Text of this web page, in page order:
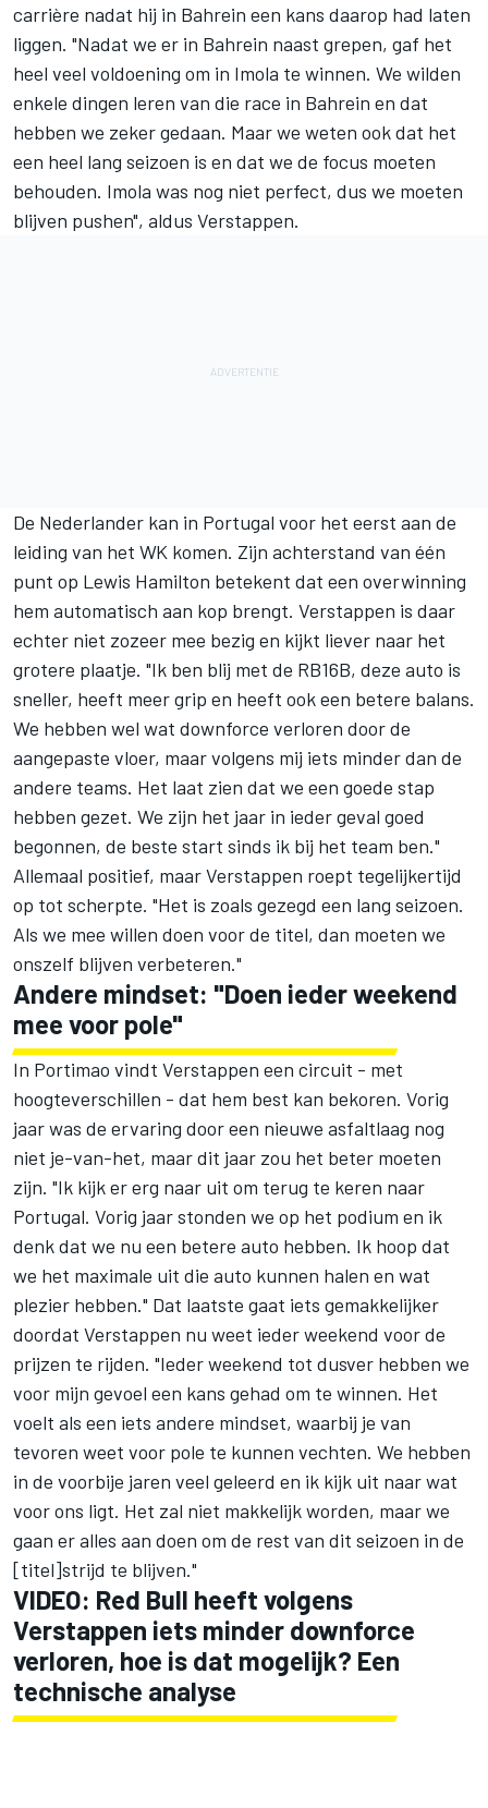
carrière nadat hij in Bahrein een kans daarop had laten
liggen. "Nadat we er in Bahrein naast grepen, gaf het
heel veel voldoening om in Imola te winnen. We wilden
enkele dingen leren van die race in Bahrein en dat
hebben we zeker gedaan. Maar we weten ook dat het
een heel lang seizoen is en dat we de focus moeten
behouden. Imola was nog niet perfect, dus we moeten
blijven pushen", aldus Verstappen.
De Nederlander kan in Portugal voor het eerst aan de
leiding van het WK komen. Zijn achterstand van één
punt op Lewis Hamilton betekent dat een overwinning
hem automatisch aan kop brengt. Verstappen is daar
echter niet zozeer mee bezig en kijkt liever naar het
grotere plaatje. "Ik ben blij met de RB16B, deze auto is
sneller, heeft meer grip en heeft ook een betere balans.
We hebben wel wat downforce verloren door de
aangepaste vloer, maar volgens mij iets minder dan de
andere teams. Het laat zien dat we een goede stap
hebben gezet. We zijn het jaar in ieder geval goed
begonnen, de beste start sinds ik bij het team ben."
Allemaal positief, maarVerstappen roept tegelijkertijd
op tot scherpte. "Het is zoals gezegd een lang seizoen.
Als we mee willen doen voor de titel, dan moeten we
onszelf blijven verbeteren."
Andere mindset: "Doen ieder weekend
mee voor pole"
In Portimao vindt Verstappen een circuit - met
hoogteverschillen - dat hem best kan bekoren. Vorig
jaar was de ervaring door een nieuwe asfaltlaag nog
niet je-van-het, maar dit jaar zou het beter moeten
zijn. "Ik kijk er erg naar uit om terug te keren naar
Portugal. Vorig jaar stonden we op het podium en ik
denk dat we nu een betere auto hebben. Ik hoop dat
we het maximale uit die auto kunnen halen en wat
plezier hebben." Dat laatste gaat iets gemakkelijker
doordat Verstappen nu weet ieder weekend voor de
prijzen te rijden. "Ieder weekend tot dusver hebben we
voor mijn gevoel een kans gehad om te winnen. Het
voelt als een iets andere mindset, waarbij je van
tevoren weet voor pole te kunnen vechten. We hebben
in de voorbije jaren veel geleerd en ik kijk uit naar wat
voor ons ligt. Het zal niet makkelijk worden, maar we
gaan er alles aan doen om de rest van dit seizoen in de
[titel]strijd te blijven."
VIDEO: Red Bull heeft volgens
Verstappen iets minder downforce
verloren, hoe is dat mogelijk? Een
technische analyse